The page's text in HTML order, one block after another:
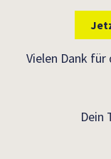
Vielen Dank
Dein